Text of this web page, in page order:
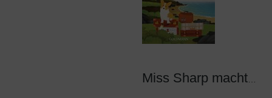
Miss Sharp macht Urlaub